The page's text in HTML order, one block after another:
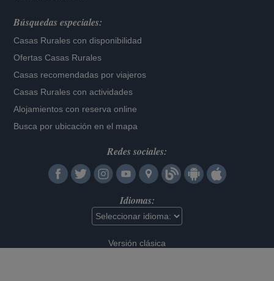
Búsquedas especiales:
Casas Rurales con disponibilidad
Ofertas Casas Rurales
Casas recomendadas por viajeros
Casas Rurales con actividades
Alojamientos con reserva online
Busca por ubicación en el mapa
Redes sociales:
Idiomas:
Versión clásica